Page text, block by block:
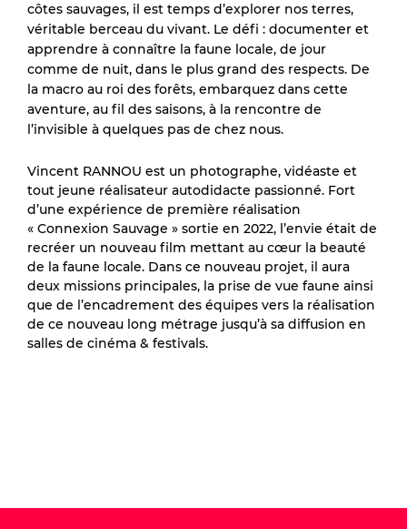
côtes sauvages, il est temps d’explorer nos terres,
véritable berceau du vivant. Le défi : documenter et
apprendre à connaître la faune locale, de jour
comme de nuit, dans le plus grand des respects. De
la macro au roi des forêts, embarquez dans cette
aventure, au fil des saisons, à la rencontre de
l’invisible à quelques pas de chez nous.
Vincent RANNOU est un photographe, vidéaste et
tout jeune réalisateur autodidacte passionné. Fort
d’une expérience de première réalisation
« Connexion Sauvage » sortie en 2022, l’envie était de
recréer un nouveau film mettant au cœur la beauté
de la faune locale. Dans ce nouveau projet, il aura
deux missions principales, la prise de vue faune ainsi
que de l’encadrement des équipes vers la réalisation
de ce nouveau long métrage jusqu’à sa diffusion en
salles de cinéma & festivals.